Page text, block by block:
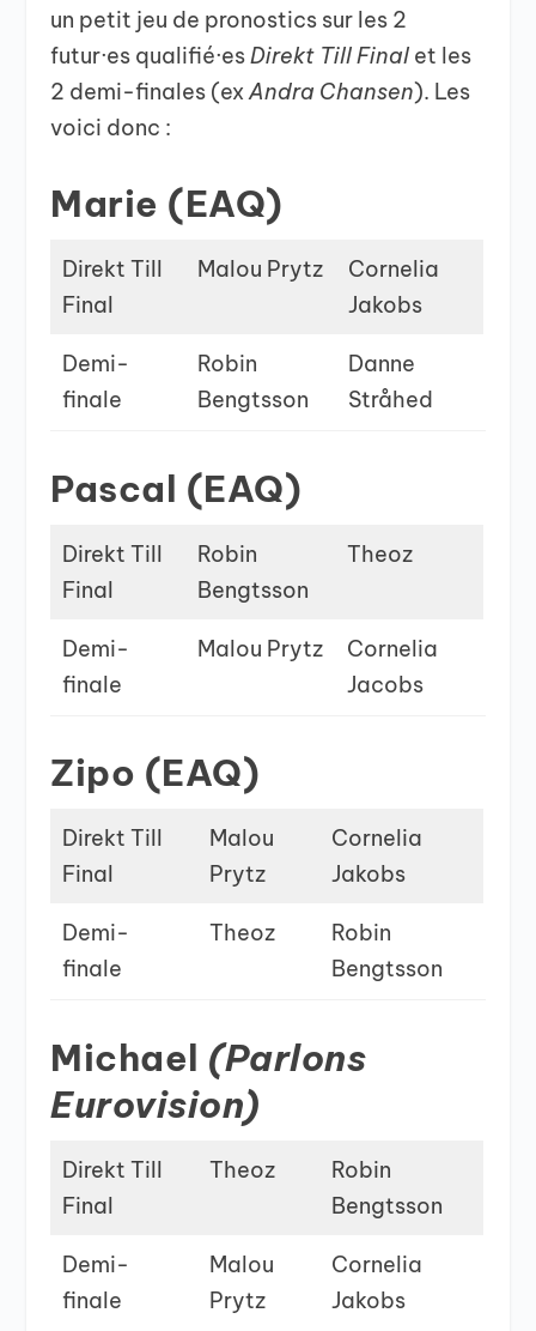
un petit jeu de pronostics sur les 2
futur·es qualifié·esDirekt Till Final et les
2 demi-finales (exAndra Chansen). Les
voici donc :
Marie (EAQ)
Direkt Till
Final
Malou Prytz
Cornelia
Jakobs
Demi-
finale
Robin
Bengtsson
Danne
Stråhed
Pascal (EAQ)
Direkt Till
Final
Robin
Bengtsson
Theoz
Demi-
finale
Malou Prytz
Cornelia
Jacobs
Zipo (EAQ)
Direkt Till
Final
Malou
Prytz
Cornelia
Jakobs
Demi-
finale
Theoz
Robin
Bengtsson
Michael (Parlons
Eurovision)
Direkt Till
Final
Theoz
Robin
Bengtsson
Demi-
finale
Malou
Prytz
Cornelia
Jakobs